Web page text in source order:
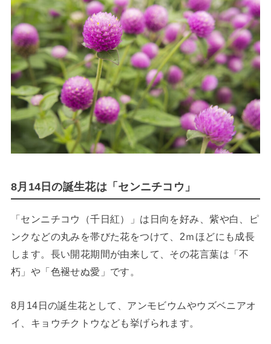
8月14日の誕生花は「センニチコウ」
「センニチコウ（千日紅）」は日向を好み、紫や白、ピ
ンクなどの丸みを帯びた花をつけて、2ｍほどにも成長
します。長い開花期間が由来して、その花言葉は「不
朽」や「色褪せぬ愛」です。
8月14日の誕生花として、アンモビウムやウズベニアオ
イ、キョウチクトウなども挙げられます。